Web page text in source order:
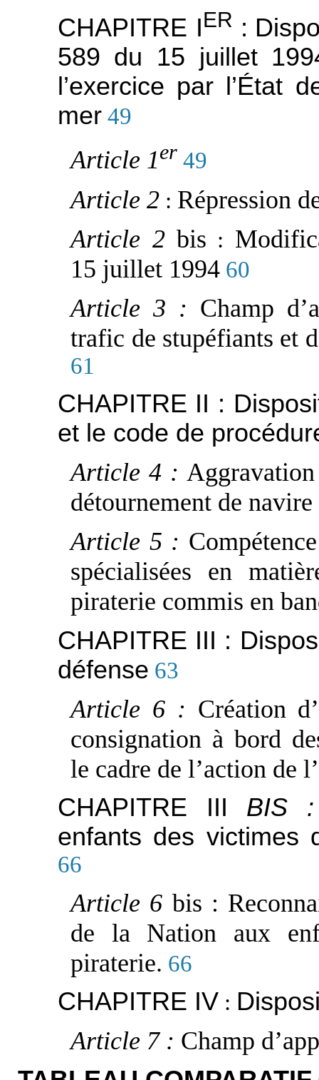
CHAPITRE IER :
589 du 15 juillet
l’exercice par l’État
mer 49
Article 1er 49
Article 2 : Répression
Article 2bis :
15 juillet 1994 60
Article 3 : Champ
trafic de stupéfiants et
61
CHAPITRE II :
et le code de
Article 4 :
détournement de
Article 5 :
spécialisées en
piraterie commis en
CHAPITRE III :
défense 63
Article 6 : Création
consignation à bord
le cadre de l’action de
CHAPITRE III BIS
enfants des victimes
66
Article 6 bis :
de la Nation aux
piraterie. 66
CHAPITRE IV:
Article 7 : Champ